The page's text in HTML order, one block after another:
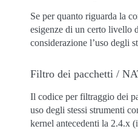
Se per quanto riguarda la
esigenze di un certo livello
considerazione l’uso degli
Filtro dei pacchetti /
Il codice per filtraggio dei
uso degli stessi strumenti
kernel antecedenti la 2.4.x